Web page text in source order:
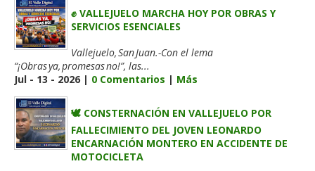
✊ VALLEJUELO MARCHA HOY POR OBRAS Y
SERVICIOS ESENCIALES
Vallejuelo, San Juan.-Con el lema
“¡Obras ya, promesas no!”, las...
Jul - 13 - 2026 | 0 Comentarios | Más
🕊️ CONSTERNACIÓN EN VALLEJUELO POR
FALLECIMIENTO DEL JOVEN LEONARDO
ENCARNACIÓN MONTERO EN ACCIDENTE DE
MOTOCICLETA